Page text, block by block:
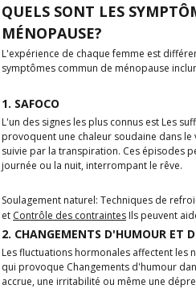
QUELS SONT LES
MÉNOPAUSE?
L'expérience de chaque femme est
symptômes commun de ménopause
1. SAFOCO
L'un des signes les plus connus est Les
provoquent une chaleur soudaine dans
suivie par la transpiration. Ces épisodes
journée ou la nuit, interrompant le rêve.
Soulagement naturel: Techniques de
et Contrôle des contraintes Ils peuvent
2. CHANGEMENTS D'HUMOUR ET
Les fluctuations hormonales affectent les
qui provoque Changements d'humour
accrue, une irritabilité ou même une